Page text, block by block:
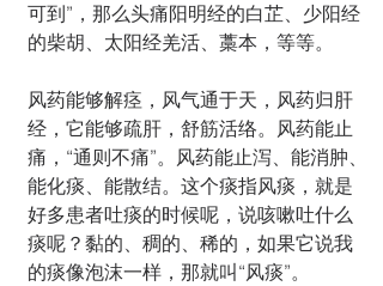
可到”，那么头痛阳明经的白芷、少阳经
的柴胡、太阳经羌活、藁本，等等。
风药能够解痉，风气通于天，风药归肝
经，它能够疏肝，舒筋活络。风药能止
痛，“通则不痛”。风药能止泻、能消肿、
能化痰、能散结。这个痰指风痰，就是
好多患者吐痰的时候呢，说咳嗽吐什么
痰呢？黏的、稠的、稀的，如果它说我
的痰像泡沫一样，那就叫“风痰”。